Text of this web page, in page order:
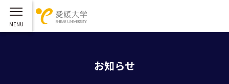
お知らせ